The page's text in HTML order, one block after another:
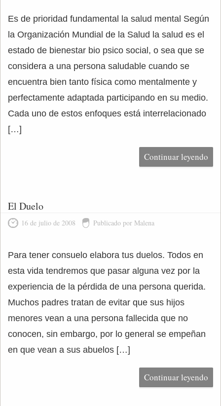
Es de prioridad fundamental la salud mental Según
la Organización Mundial de la Salud la salud es el
estado de bienestar bio psico social, o sea que se
considera a una persona saludable cuando se
encuentra bien tanto física como mentalmente y
perfectamente adaptada participando en su medio.
Cada uno de estos enfoques está interrelacionado
[…]
Continuar leyendo
El Duelo
16 de julio de 2008 Publicado por Malena
Para tener consuelo elabora tus duelos. Todos en
esta vida tendremos que pasar alguna vez por la
experiencia de la pérdida de una persona querida.
Muchos padres tratan de evitar que sus hijos
menores vean a una persona fallecida que no
conocen, sin embargo, por lo general se empeñan
en que vean a sus abuelos […]
Continuar leyendo